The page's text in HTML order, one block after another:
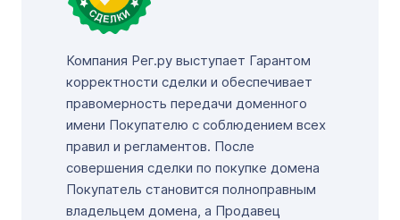
Компания Рег.ру выступает Гарантом
корректности сделки и обеспечивает
правомерность передачи доменного
имени Покупателю с соблюдением всех
правил и регламентов. После
совершения сделки по покупке домена
Покупатель становится полноправным
владельцем домена, а Продавец